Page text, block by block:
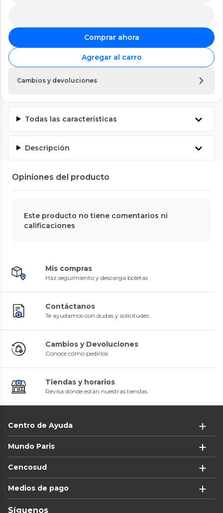
Comprar ahora
Agregar al carro
Cambios y devoluciones
Todas las características
Descripción
Opiniones del producto
Este producto no tiene comentarios ni
calificaciones
Mis compras
Haz seguimiento y descarga boletas
Contáctanos
Te ayudamos con dudas y solicitudes
Cambios y Devoluciones
Conoce cómo pedirlos
Tiendas y horarios
Revisa dónde están nuestras tiendas
Centro de Ayuda
Mundo Paris
Cencosud
Medios de pago
Síguenos